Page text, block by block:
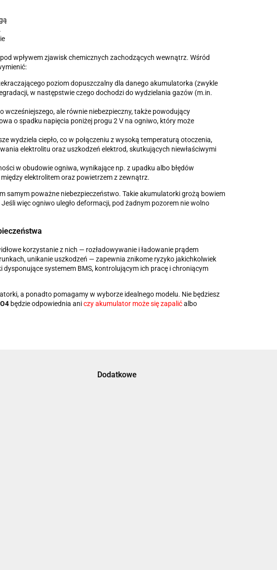
wpływem zjawisk chemicznych zachodzących wewnątrz. Wśród
poziom dopuszczalny dla danego akumulatorka (zwykle
w następstwie czego dochodzi do wydzielania gazów (m.in.
ale równie niebezpieczny, także powodujący
o spadku napięcia poniżej progu 2 V na ogniwo, który może
wydziela ciepło, co w połączeniu z wysoką temperaturą otoczenia,
elektrolitu oraz uszkodzeń elektrod, skutkujących niewłaściwymi
w obudowie ogniwa, wynikające np. z upadku albo błędów
elektrolitem oraz powietrzem z zewnątrz.
samym poważne niebezpieczeństwo. Takie akumulatorki grożą bowiem
więc ogniwo uległo deformacji, pod żadnym pozorem nie wolno
korzystanie z nich — rozładowywanie i ładowanie prądem
unikanie uszkodzeń — zapewnia znikome ryzyko jakichkolwiek
systemem BMS, kontrolującym ich pracę i chroniącym
a ponadto pomagamy w wyborze idealnego modelu. Nie będziesz
będzie odpowiednia aniczy akumulator może się zapalićalbo
Dodatkowe